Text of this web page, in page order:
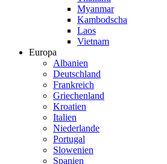
Myanmar
Kambodscha
Laos
Vietnam
Europa
Albanien
Deutschland
Frankreich
Griechenland
Kroatien
Italien
Niederlande
Portugal
Slowenien
Spanien